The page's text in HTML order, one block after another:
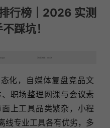
行榜｜2026 实测
踩坑！
浏览次数：893次
化，自媒体复盘竞品文
职场整理网课与会议素
上工具品类繁杂，小程
线专业工具各有优劣，多